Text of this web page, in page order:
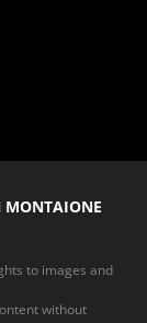
MONTAIONE
to images and
without